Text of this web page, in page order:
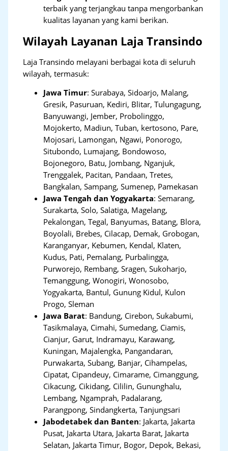
terbaik yang terjangkau tanpa mengorbankan
kualitas layanan yang kami berikan.
Wilayah Layanan Laja Transindo
Laja Transindo melayani berbagai kota di seluruh
wilayah, termasuk:
Jawa Timur:Surabaya, Sidoarjo, Malang,
Gresik, Pasuruan, Kediri, Blitar, Tulungagung,
Banyuwangi, Jember, Probolinggo,
Mojokerto, Madiun, Tuban, kertosono, Pare,
Mojosari, Lamongan, Ngawi, Ponorogo,
Situbondo, Lumajang, Bondowoso,
Bojonegoro, Batu, Jombang, Nganjuk,
Trenggalek, Pacitan, Pandaan, Tretes,
Bangkalan, Sampang, Sumenep, Pamekasan
Jawa Tengah dan Yogyakarta:Semarang,
Surakarta, Solo, Salatiga, Magelang,
Pekalongan, Tegal, Banyumas, Batang, Blora,
Boyolali, Brebes, Cilacap, Demak, Grobogan,
Karanganyar, Kebumen, Kendal, Klaten,
Kudus, Pati, Pemalang, Purbalingga,
Purworejo, Rembang, Sragen, Sukoharjo,
Temanggung, Wonogiri, Wonosobo,
Yogyakarta, Bantul, Gunung Kidul, Kulon
Progo, Sleman
Jawa Barat: Bandung, Cirebon, Sukabumi,
Tasikmalaya, Cimahi, Sumedang, Ciamis,
Cianjur, Garut, Indramayu, Karawang,
Kuningan, Majalengka, Pangandaran,
Purwakarta, Subang, Banjar, Cihampelas,
Cipatat, Cipandeuy, Cimarame, Cimanggung,
Cikacung, Cikidang, Cililin, Gununghalu,
Lembang, Ngamprah, Padalarang,
Parangpong, Sindangkerta, Tanjungsari
Jabodetabek dan Banten: Jakarta, Jakarta
Pusat, Jakarta Utara, Jakarta Barat, Jakarta
Selatan, Jakarta Timur, Bogor, Depok, Bekasi,